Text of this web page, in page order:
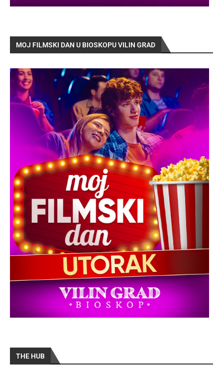
MOJ FILMSKI DAN U BIOSKOPU VILIN GRAD
THE HUB